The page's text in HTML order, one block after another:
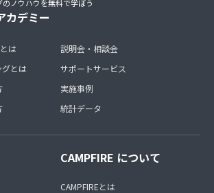
ノウハウを無料で学ぼう
カデミー
は
とは
説明会・相談会
サポートサービス
実施事例
統計データ
CAMPFIRE について
CAMPFIREとは